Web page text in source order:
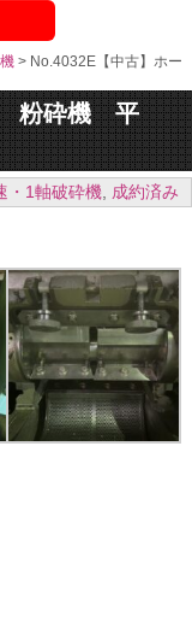
> No.4032E【中古】ホー
粉砕機 平
・1軸破砕機, 成約済み